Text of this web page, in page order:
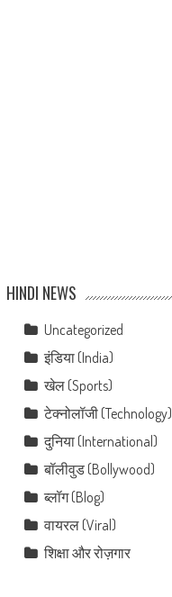
HINDI NEWS
Uncategorized
इंडिया (India)
खेल (Sports)
टेक्नोलॉजी (Technology)
दुनिया (International)
बॉलीवुड (Bollywood)
ब्लॉग (Blog)
वायरल (Viral)
शिक्षा और रोज़गार